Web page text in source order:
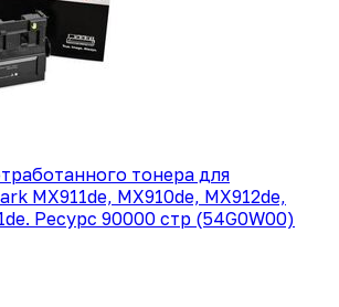
тонера для
MX911de, MX910de, MX912de,
Ресурс 90000 стр (54G0W00)